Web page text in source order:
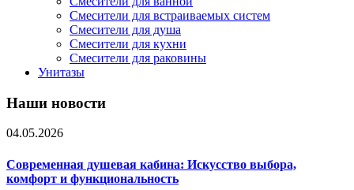
Смесители для встраиваемых систем
Смесители для душа
Смесители для кухни
Смесители для раковины
Унитазы
Наши новости
04.05.2026
Современная душевая кабина: Искусство выбора,
комфорт и функциональность